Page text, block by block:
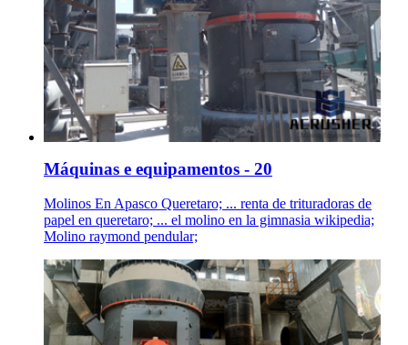
Máquinas e equipamentos - 20
Molinos En Apasco Queretaro; ... renta de trituradoras de
papel en queretaro; ... el molino en la gimnasia wikipedia;
Molino raymond pendular;